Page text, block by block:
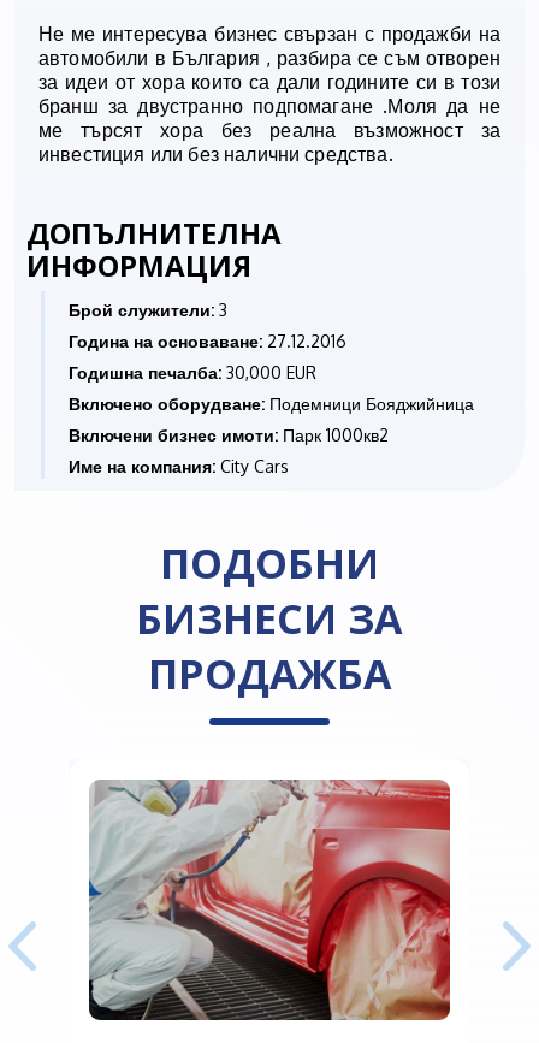
Не ме интересува бизнес свързан с продажби на
автомобили в България , разбира се съм отворен
за идеи от хора които са дали годините си в този
бранш за двустранно подпомагане .Моля да не
ме търсят хора без реална възможност за
инвестиция или без налични средства.
ДОПЪЛНИТЕЛНА
ИНФОРМАЦИЯ
Брой служители: 3
Година на основаване: 27.12.2016
Годишна печалба: 30,000 EUR
Включено оборудване: Подемници Бояджийница
Включени бизнес имоти: Парк 1000кв2
Име на компания: City Cars
ПОДОБНИ
БИЗНЕСИ ЗА
ПРОДАЖБА